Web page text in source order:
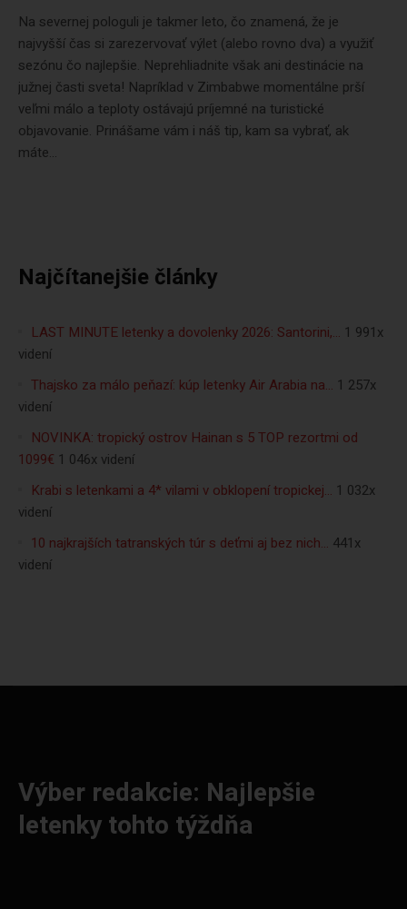
Na severnej pologuli je takmer leto, čo znamená, že je
najvyšší čas si zarezervovať výlet (alebo rovno dva) a využiť
sezónu čo najlepšie. Neprehliadnite však ani destinácie na
južnej časti sveta! Napríklad v Zimbabwe momentálne prší
veľmi málo a teploty ostávajú príjemné na turistické
objavovanie. Prinášame vám i náš tip, kam sa vybrať, ak
máte...
Najčítanejšie články
LAST MINUTE letenky a dovolenky 2026: Santorini,… 1 991x
videní
Thajsko za málo peňazí: kúp letenky Air Arabia na… 1 257x
videní
NOVINKA: tropický ostrov Hainan s 5 TOP rezortmi od
1099€ 1 046x videní
Krabi s letenkami a 4* vilami v obklopení tropickej… 1 032x
videní
10 najkrajších tatranských túr s deťmi aj bez nich… 441x
videní
Výber redakcie: Najlepšie
letenky tohto týždňa